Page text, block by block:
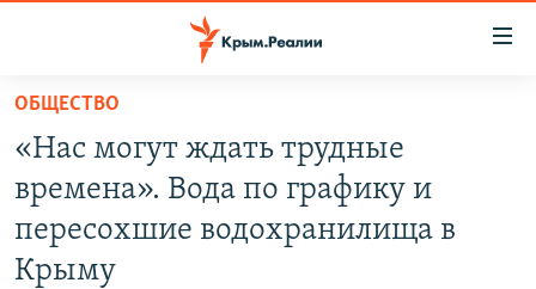
Вернуться
основному
содержанию
Вернутся
главной
СПЕЦПРОЕКТЫ
ВОДА
ИСТОРИЯ
ОБЩЕСТВО
«Нас могут ждать трудные
времена». Вода по графику и
пересохшие водохранилища в
Крыму